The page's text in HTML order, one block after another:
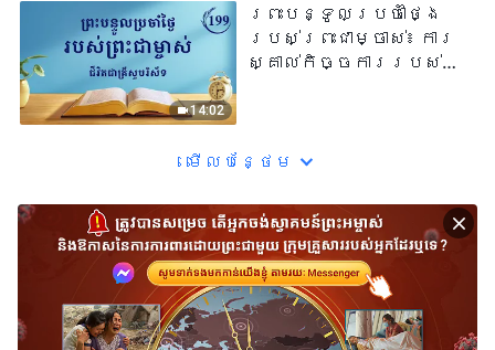
14:02
ព្រះបន្ទូលប្រចាំថ្ងៃ
របស់ព្រះជាម្ចាស់៖ ការ
ស្គាល់កិច្ចការរបស់
មើល​​បន្ថែម​